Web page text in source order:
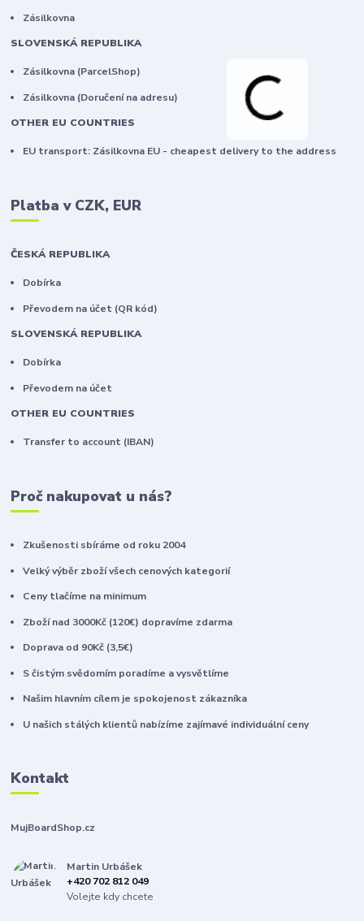
Zásilkovna
SLOVENSKÁ REPUBLIKA
Zásilkovna (ParcelShop)
Zásilkovna (Doručení na adresu)
OTHER EU COUNTRIES
EU transport: Zásilkovna EU - cheapest delivery to the address
Platba v CZK, EUR
ČESKÁ REPUBLIKA
Dobírka
Převodem na účet (QR kód)
SLOVENSKÁ REPUBLIKA
Dobírka
Převodem na účet
OTHER EU COUNTRIES
Transfer to account (IBAN)
Proč nakupovat u nás?
Zkušenosti sbíráme od roku 2004
Velký výběr zboží všech cenových kategorií
Ceny tlačíme na minimum
Zboží nad 3000Kč (120€) dopravíme zdarma
Doprava od 90Kč (3,5€)
S čistým svědomím poradíme a vysvětlíme
Našim hlavním cílem je spokojenost zákazníka
U našich stálých klientů nabízíme zajímavé individuální ceny
Kontakt
MujBoardShop.cz
Martin Urbášek
+420 702 812 049
Volejte kdy chcete